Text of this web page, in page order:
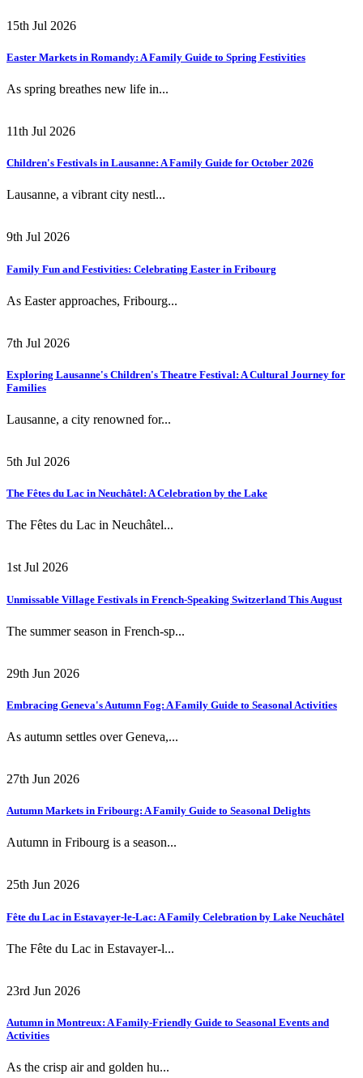
15th Jul 2026
Easter Markets in Romandy: A Family Guide to Spring Festivities
As spring breathes new life in...
11th Jul 2026
Children's Festivals in Lausanne: A Family Guide for October 2026
Lausanne, a vibrant city nestl...
9th Jul 2026
Family Fun and Festivities: Celebrating Easter in Fribourg
As Easter approaches, Fribourg...
7th Jul 2026
Exploring Lausanne's Children's Theatre Festival: A Cultural Journey for
Families
Lausanne, a city renowned for...
5th Jul 2026
The Fêtes du Lac in Neuchâtel: A Celebration by the Lake
The Fêtes du Lac in Neuchâtel...
1st Jul 2026
Unmissable Village Festivals in French-Speaking Switzerland This August
The summer season in French-sp...
29th Jun 2026
Embracing Geneva's Autumn Fog: A Family Guide to Seasonal Activities
As autumn settles over Geneva,...
27th Jun 2026
Autumn Markets in Fribourg: A Family Guide to Seasonal Delights
Autumn in Fribourg is a season...
25th Jun 2026
Fête du Lac in Estavayer-le-Lac: A Family Celebration by Lake Neuchâtel
The Fête du Lac in Estavayer-l...
23rd Jun 2026
Autumn in Montreux: A Family-Friendly Guide to Seasonal Events and
Activities
As the crisp air and golden hu...